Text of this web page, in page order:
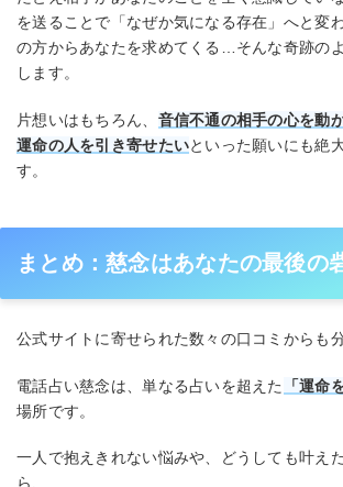
を送ることで「なぜか気になる存在」へと変
の方からあなたを求めてくる…そんな奇跡の
します。
片想いはもちろん、 音信不通の相手の心を動
運命の人を引き寄せたいといった願いにも絶
す。
まとめ：慈念はあなたの最後の
公式サイトに寄せられた数々の口コミからも
電話占い慈念は、単なる占いを超えた 「運命
場所です。
一人で抱えきれない悩みや、どうしても叶え
ら、